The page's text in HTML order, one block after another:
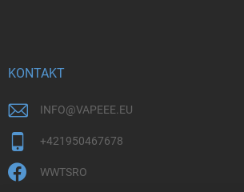
KONTAKT
INFO@VAPEEE.EU
+421950467678
WWTSRO